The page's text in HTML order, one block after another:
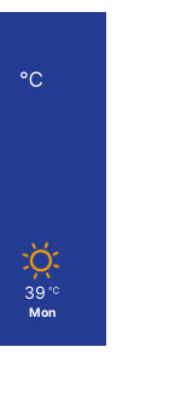
℃
39 ℃
Mon